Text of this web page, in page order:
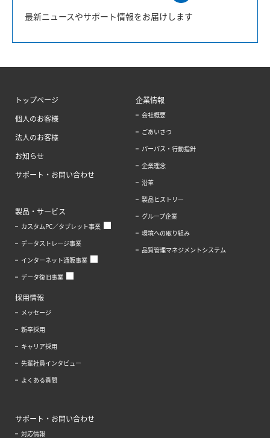
最新ニュースやサポート情報をお届けします
トップページ
個人のお客様
法人のお客様
お知らせ
サポート・お問い合わせ
製品・サービス
カスタムPC／タブレット事業
データストレージ事業
インターネット通販事業
データ復旧事業
企業情報
会社概要
ごあいさつ
パーパス・行動指針
企業理念
沿革
製品ヒストリー
グループ企業
環境への取り組み
品質管理マネジメントシステム
採用情報
メッセージ
新卒採用
キャリア採用
先輩社員インタビュー
よくある質問
サポート・お問い合わせ
対応情報